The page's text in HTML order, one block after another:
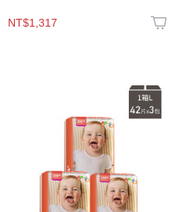
NT$1,317